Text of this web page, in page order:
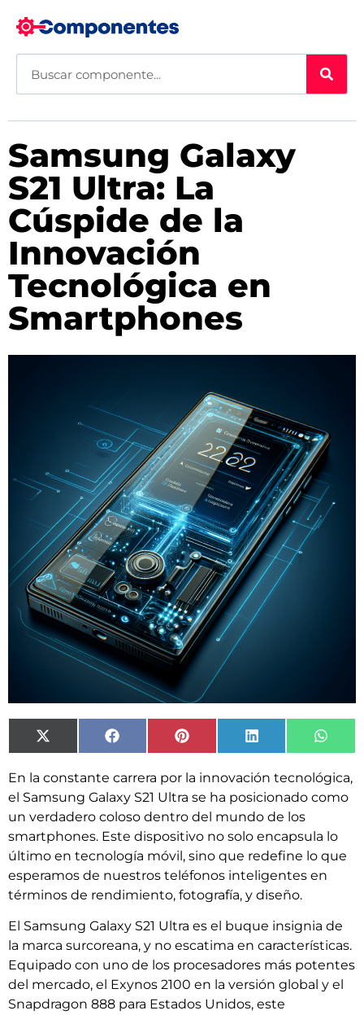
Samsung Galaxy
S21 Ultra: La
Cúspide de la
Innovación
Tecnológica en
Smartphones
X
(Twitter)
Facebook Pinterest LinkedIn
En la constante carrera por la innovación tecnológica,
el Samsung Galaxy S21 Ultra se ha posicionado como
un verdadero coloso dentro del mundo de los
smartphones. Este dispositivo no solo encapsula lo
último en tecnología móvil, sino que redefine lo que
esperamos de nuestros teléfonos inteligentes en
términos de rendimiento, fotografía, y diseño.
El Samsung Galaxy S21 Ultra es el buque insignia de
la marca surcoreana, y no escatima en características.
Equipado con uno de los procesadores más potentes
del mercado, el Exynos 2100 en la versión global y el
Snapdragon 888 para Estados Unidos, este